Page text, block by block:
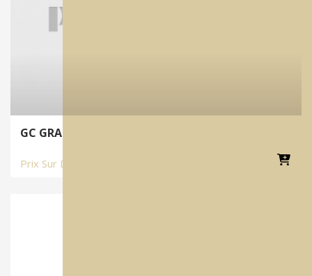
GC GRADIA | Composite Primer
Prix Sur Demande